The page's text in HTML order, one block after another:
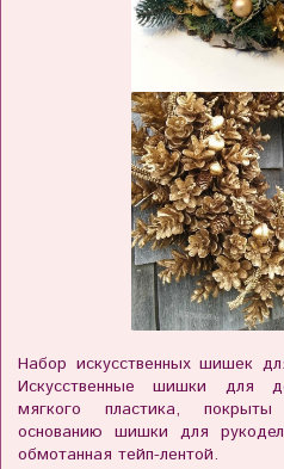
Набор искусственных шишек
Искусственные шишки для
мягкого пластика,
основанию шишки для
обмотанная тейп-лентой.